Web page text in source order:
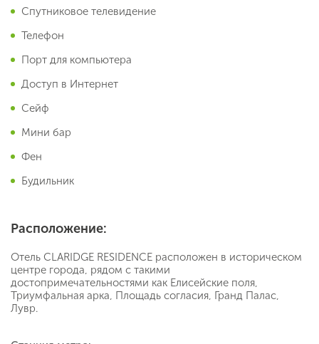
Спутниковое телевидение
Телефон
Порт для компьютера
Доступ в Интернет
Сейф
Мини бар
Фен
Будильник
Расположение:
Отель CLARIDGE RESIDENCE расположен в историческом
центре города, рядом с такими
достопримечательностями как Елисейские поля,
Триумфальная арка, Площадь согласия, Гранд Палас,
Лувр.